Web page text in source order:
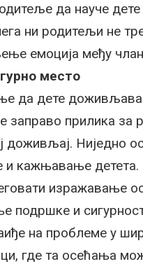
да науче
ни родитељи не
емоција међу
место
да дете доживљава
заправо прилика
доживљај. Ниједно
кажњавање детета.
изражавање
подршке и
на проблеме у
где та осећања